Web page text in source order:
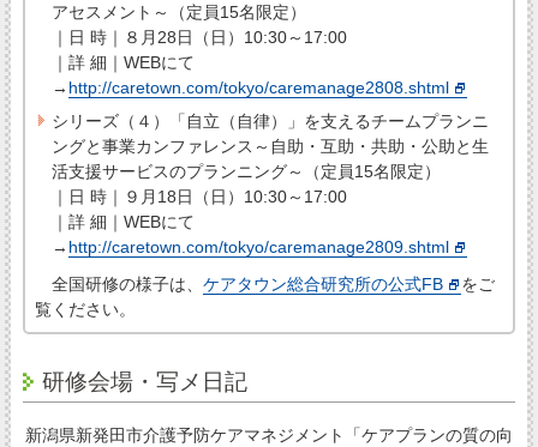
アセスメント～（定員15名限定）
｜日 時｜８月28日（日）10:30～17:00
｜詳 細｜WEBにて
→ http://caretown.com/tokyo/caremanage2808.shtml
シリーズ（４）「自立（自律）」を支えるチームプランニ
ングと事業カンファレンス～自助・互助・共助・公助と生
活支援サービスのプランニング～（定員15名限定）
｜日 時｜９月18日（日）10:30～17:00
｜詳 細｜WEBにて
→ http://caretown.com/tokyo/caremanage2809.shtml
全国研修の様子は、 ケアタウン総合研究所の公式FB
をご
覧ください。
研修会場・写メ日記
新潟県新発田市介護予防ケアマネジメント「ケアプランの質の向